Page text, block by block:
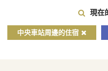
現在
中央車站周邊的住宿